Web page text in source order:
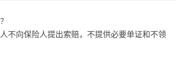
不向保险人提出索赔，不提供必要单证和不领